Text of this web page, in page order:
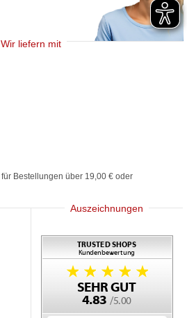
Wir liefern mit
für Bestellungen über 19,00 € oder
Auszeichnungen